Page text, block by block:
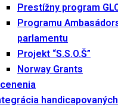
Prestížny program
Programu
parlamentu
Projekt “S.S.O.Š”
Norway Grants